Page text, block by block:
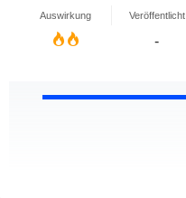
Auswirkung Veröffentlicht
-